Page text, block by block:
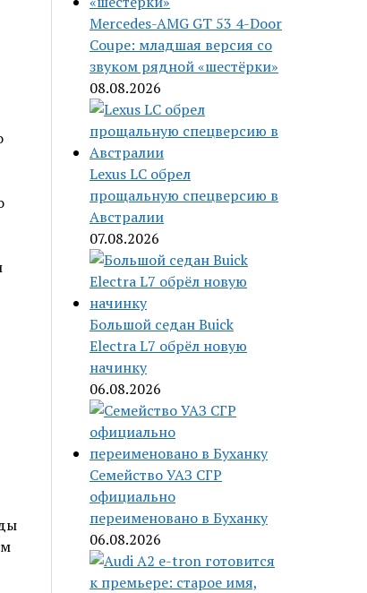
Mercedes-AMG GT 53 4-Door
Coupe: младшая версия со
звуком рядной «шестёрки»
08.08.2026
Lexus LC обрел
прощальную спецверсию в
Австралии
07.08.2026
Большой седан Buick
Electra L7 обрёл новую
начинку
06.08.2026
Семейство УАЗ СГР
официально
переименовано в Буханку
06.08.2026